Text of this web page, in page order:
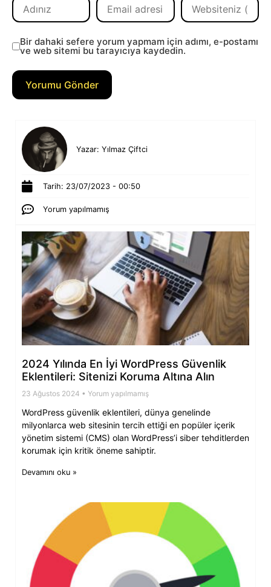
Bir dahaki sefere yorum yapmam için adımı, e-postamı
ve web sitemi bu tarayıcıya kaydedin.
Yazar: Yılmaz Çiftci
Tarih: 23/07/2023 - 00:50
Yorum yapılmamış
2024 Yılında En İyi WordPress Güvenlik
Eklentileri: Sitenizi Koruma Altına Alın
23 Ağustos 2024 Yorum yapılmamış
WordPress güvenlik eklentileri, dünya genelinde
milyonlarca web sitesinin tercih ettiği en popüler içerik
yönetim sistemi (CMS) olan WordPress’i siber tehditlerden
korumak için kritik öneme sahiptir.
Devamını oku »